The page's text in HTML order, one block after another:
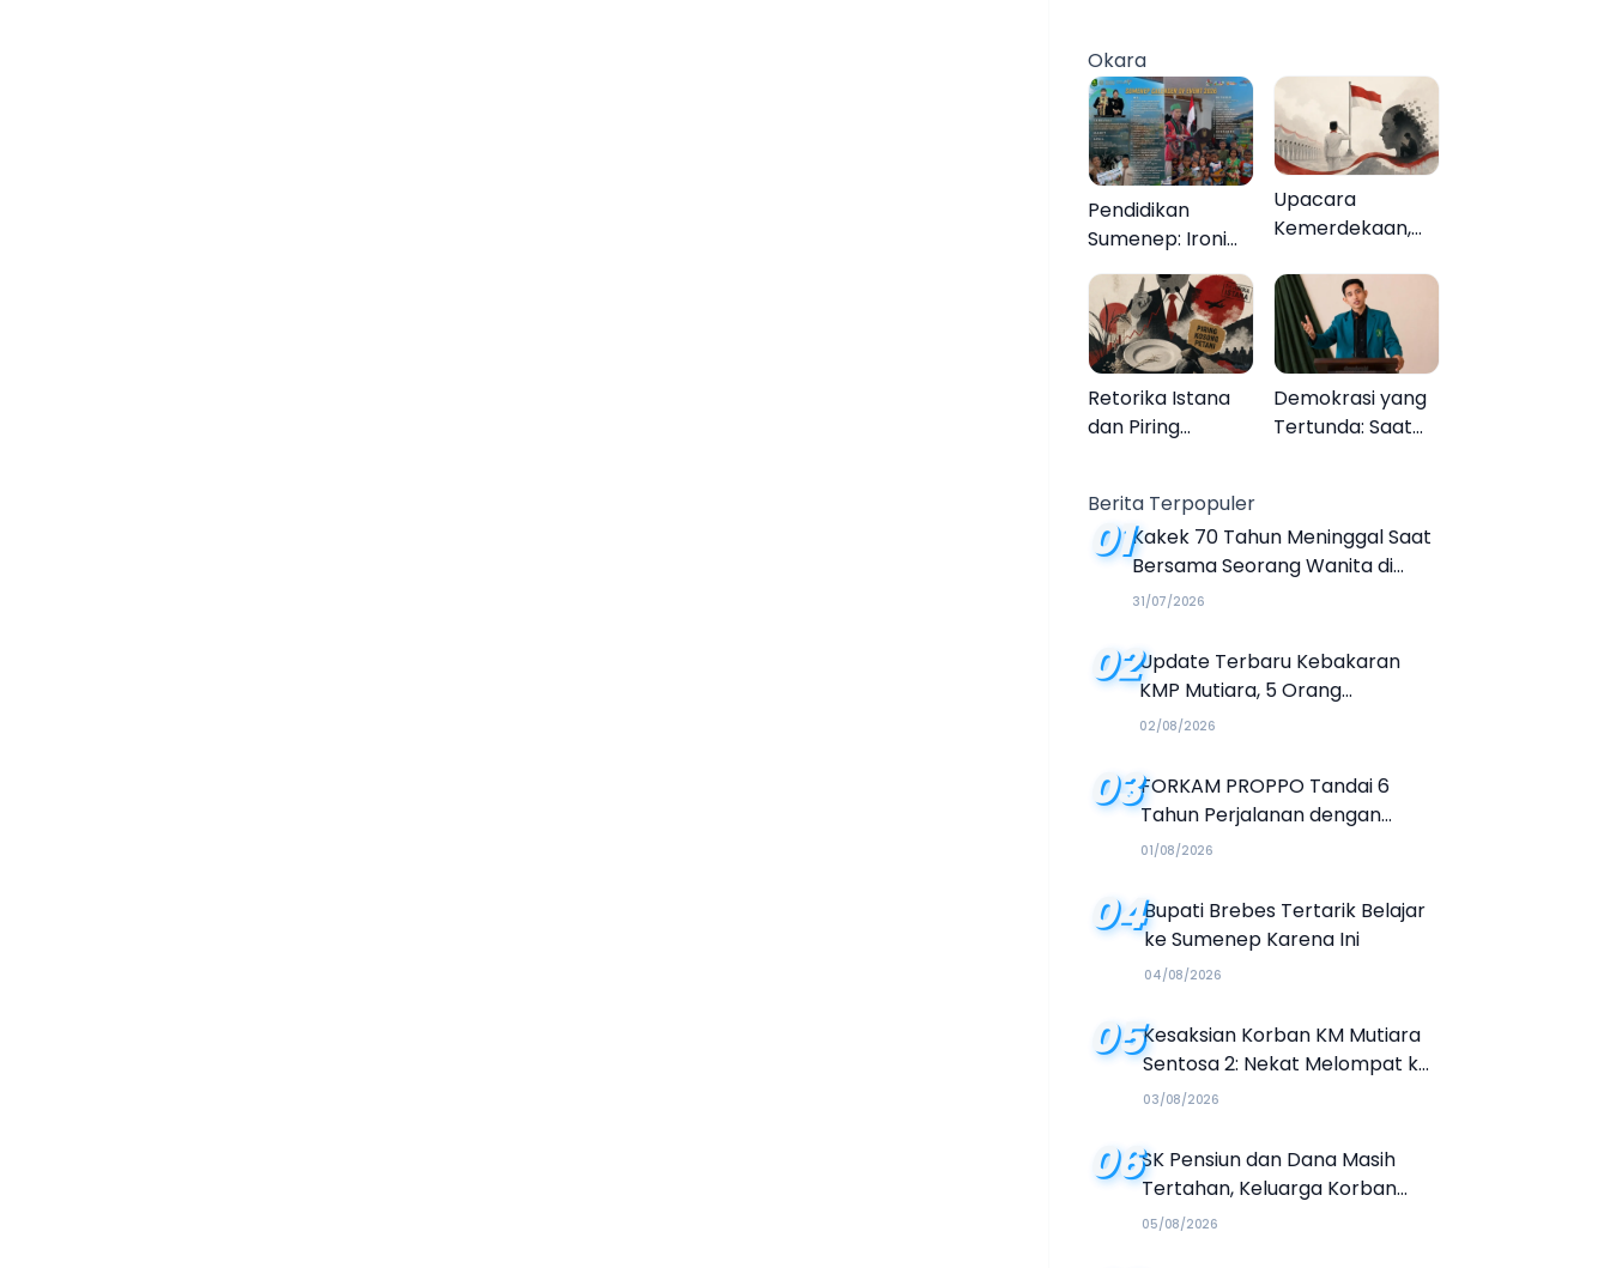
Mutiara Sentosa
II
Okara
Pendidikan
Sumenep: Ironi
13.095 Anak Tidak
Sekolah
Menyaksikan
Semarak Festival
Kalender Event
2026
Upacara
Kemerdekaan,
Melupakan
Retorika Istana
dan Piring
Demokrasi yang
Tertunda: Saat
Berita Terpopuler
01Kakek 70 Tahun Meninggal Saat
Bersama Seorang Wanita di
Hotel Parangtritis
31/07/2026
02Update Terbaru Kebakaran
KMP Mutiara, 5 Orang
Dinyatakan Tewas
02/08/2026
03FORKAM PROPPO Tandai 6
Tahun Perjalanan dengan
Peluncuran Mars, Hymne, dan
01/08/2026
04Bupati Brebes Tertarik Belajar
ke Sumenep Karena Ini
04/08/2026
05Kesaksian Korban KM Mutiara
Sentosa 2: Nekat Melompat ke
Laut Meski Tak Bisa Berenang
03/08/2026
06SK Pensiun dan Dana Masih
Tertahan, Keluarga Korban
Tagih Janji BRI Sumenep
05/08/2026